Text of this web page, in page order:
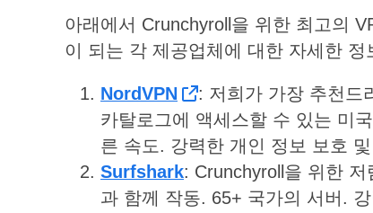
아래에서 Crunchyroll을 위한 최고의
이 되는 각 제공업체에 대한 자세한
NordVPN
: 저희가 가장 추천드
카탈로그에 액세스할 수 있는 미
른 속도. 강력한 개인 정보 보호
Surfshark: Crunchyroll을 위한
과 함께 작동. 65+ 국가의 서버.